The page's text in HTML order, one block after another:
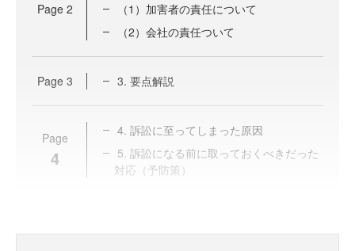
Page 2
（1）加害者の責任について
（2）会社の責任ついて
Page 3 3. 要点解説
Page
4
4. 訴訟に至ってしまった原因
5. 訴訟になる前に取っておくべきだった
対応（予防策）